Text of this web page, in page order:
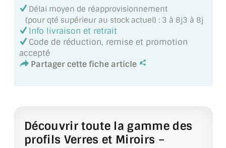
MIROIR POUR SALLE DE SPORT
MIROIR POUR SALLE DE DANSE
MIROIR ENCADRÉ
MIROIR TV
VERRE TREMPÉ (SÉCURIT)
Délai moyen de réapprovisionnement
(pour qté supérieur au stock actuel) : 3 à 8j3 à 8j
Info livraison et retrait
Code de réduction, remise et promotion
accepté
Partager cette fiche article
Découvrir toute la gamme des
profils Verres et Miroirs –